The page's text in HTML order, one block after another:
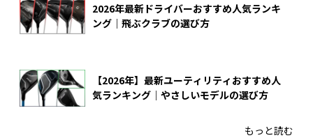
2026年最新ドライバーおすすめ人気ランキ
ング｜飛ぶクラブの選び方
【2026年】最新ユーティリティおすすめ人
気ランキング｜やさしいモデルの選び方
もっと読む